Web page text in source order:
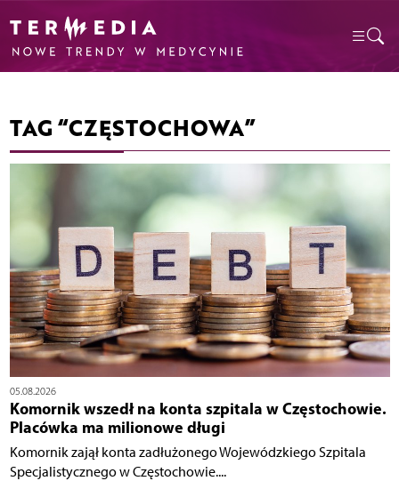
TAG “CZĘSTOCHOWA”
05.08.2026
Komornik wszedł na konta szpitala w Częstochowie.
Placówka ma milionowe długi
Komornik zajął konta zadłużonego Wojewódzkiego Szpitala
Specjalistycznego w Częstochowie....